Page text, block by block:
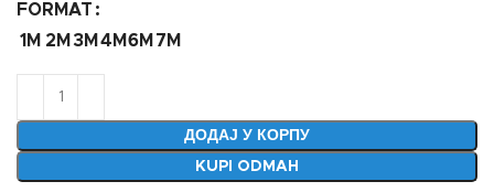
FORMAT
1M 2M 3M 4M 6M 7M
ДОДАЈ У КОРПУ
KUPI ODMAH